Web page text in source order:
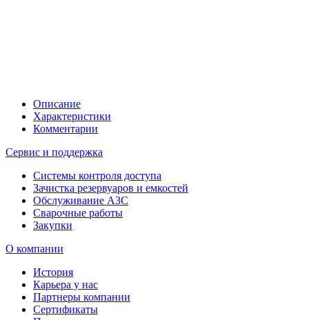
Описание
Характеристики
Комментарии
Сервис и поддержка
Системы контроля доступа
Зачистка резервуаров и емкостей
Обслуживание АЗС
Сварочные работы
Закупки
О компании
История
Карьера у нас
Партнеры компании
Сертификаты